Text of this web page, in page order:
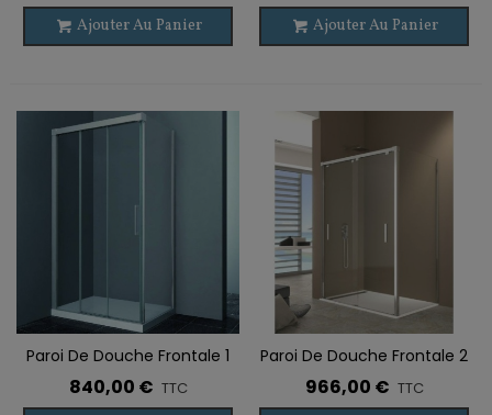
Ajouter Au Panier
Ajouter Au Panier
Paroi De Douche Frontale 1
VF + 2 PC + Latéral TRIO
840,00 € TTC
Paroi De Douche Frontale 2
PC + Latéral BY-PASS
966,00 € TTC